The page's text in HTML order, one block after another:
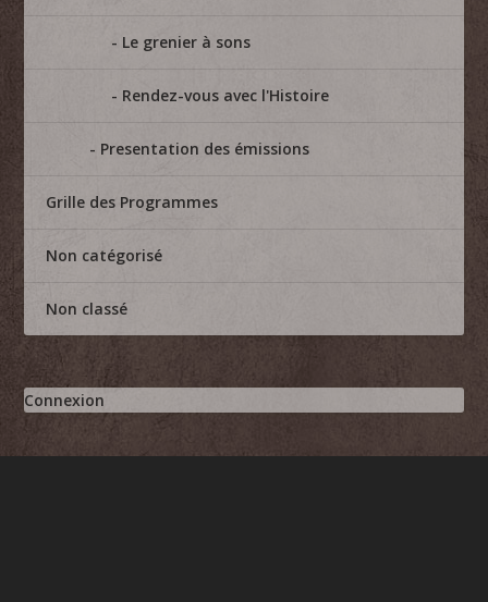
Le grenier à sons
Rendez-vous avec l'Histoire
Presentation des émissions
Grille des Programmes
Non catégorisé
Non classé
Connexion